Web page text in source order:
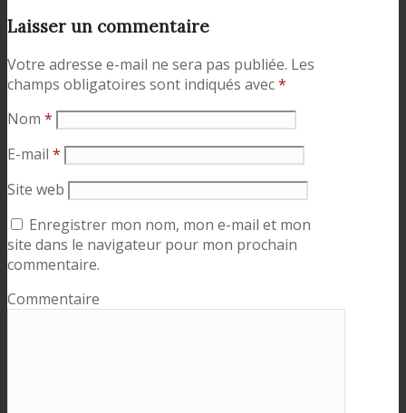
Laisser un commentaire
Votre adresse e-mail ne sera pas publiée. Les
champs obligatoires sont indiqués avec*
Nom *
E-mail *
Site web
Enregistrer mon nom, mon e-mail et mon
site dans le navigateur pour mon prochain
commentaire.
Commentaire